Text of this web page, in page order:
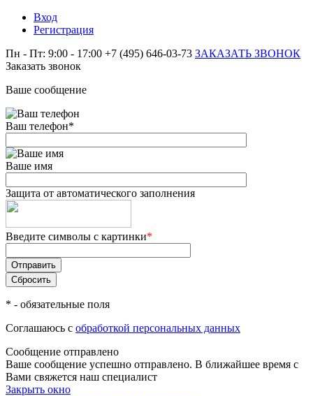
Вход
Регистрация
Пн - Пт: 9:00 - 17:00 +7 (495) 646-03-73 ЗАКАЗАТЬ ЗВОНОК
Заказать звонок
Ваше сообщение
Ваш телефон*
Ваше имя
Защита от автоматического заполнения
Введите символы с картинки*
* - обязательные поля
Соглашаюсь с обработкой персональных данных
Сообщение отправлено
Ваше сообщение успешно отправлено. В ближайшее время с
Вами свяжется наш специалист
Закрыть окно